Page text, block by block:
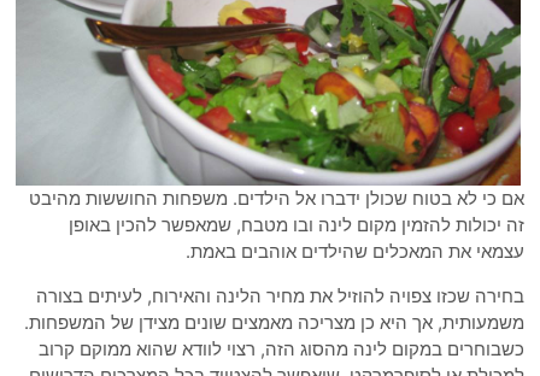
אם כי לא בטוח שכולן ידברו אל הילדים. משפחות החוששות מהיבט
זה יכולות להזמין מקום לינה ובו מטבח, שמאפשר להכין באופן
עצמאי את המאכלים שהילדים אוהבים באמת.
בחירה שכזו צפויה להוזיל את מחיר הלינה והאירוח, לעיתים בצורה
משמעותית, אך היא כן מצריכה מאמצים שונים מצידן של המשפחות.
כשבוחרים במקום לינה מהסוג הזה, רצוי לוודא שהוא ממוקם קרוב